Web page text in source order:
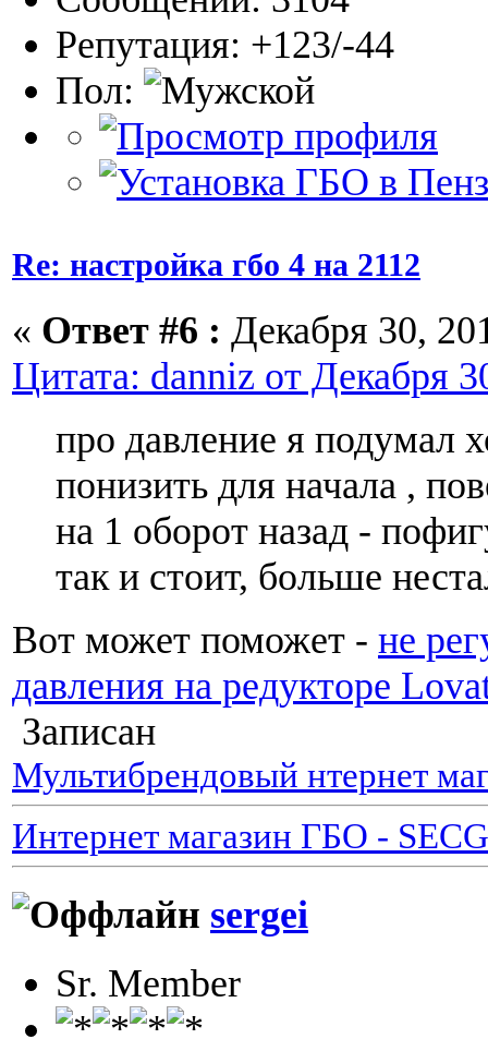
Репутация: +123/-44
Пол:
Re: настройка гбо 4 на 2112
« Ответ #6 : Декабря 30,
Цитата: danniz от Декабря
про давление я подумал
понизить для начала ,
на 1 оборот назад -
так и стоит, больше
Вот может поможет - не
давления на редукторе
Записан
Мультибрендовый нтернет
Интернет магазин ГБО -
sergei
Sr. Member